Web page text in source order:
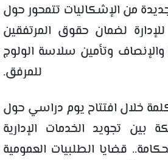
من الإشكاليات تتمحور حول
لضمان حقوق المرتفقين
والإنصاف وتأمين سلاسة الولوج
للمرفق.
خلال افتتاح يوم دراسي حول
بين تجويد الخدمات الإدارية
قضايا الطلبيات العمومية